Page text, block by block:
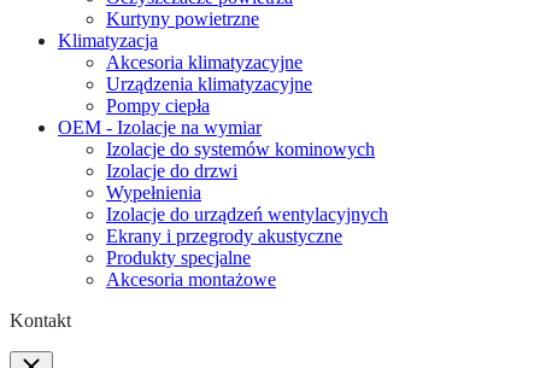
Kurtyny powietrzne
Klimatyzacja
Akcesoria klimatyzacyjne
Urządzenia klimatyzacyjne
Pompy ciepła
OEM - Izolacje na wymiar
Izolacje do systemów kominowych
Izolacje do drzwi
Wypełnienia
Izolacje do urządzeń wentylacyjnych
Ekrany i przegrody akustyczne
Produkty specjalne
Akcesoria montażowe
Kontakt